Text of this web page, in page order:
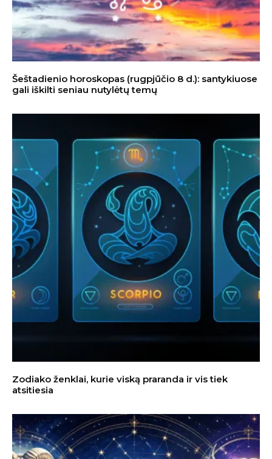
Šeštadienio horoskopas (rugpjūčio 8 d.): santykiuose
gali iškilti seniau nutylėtų temų
Zodiako ženklai, kurie viską praranda ir vis tiek
atsitiesia